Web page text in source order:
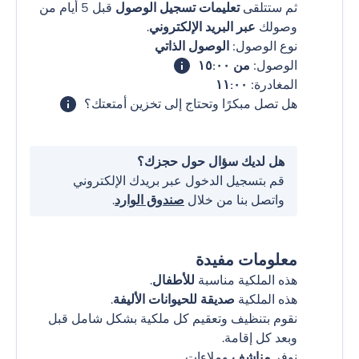
ثم ستتلقىتعليمات تسجيل الوصول
قبل 5 أيام من
وصولك عبر البريد الإلكتروني.
نوع الوصول: الوصول الذاتي
الوصول: من ١٥:٠٠
المغادرة: ١١:٠٠
هل تصل مبكرًا وتحتاج إلى تخزين أمتعتك؟
هل لديك سؤال حول حجزك؟
قم بتسجيل الدخول عبر بريدك الإلكتروني
واتصل بنا من خلال صندوق الوارد.
معلومات مفيدة
هذه الملكية مناسبة للأطفال.
هذه الملكية صديقة للحيوانات الأليفة.
نقوم بتنظيف وتعقيم كل ملكية بشكل شامل قبل
وبعد كل إقامة.